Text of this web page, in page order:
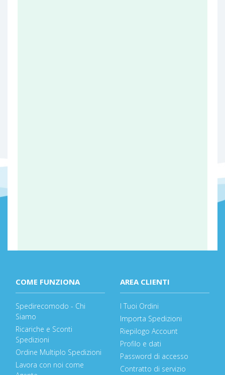
COME FUNZIONA
Spedirecomodo - Chi
Siamo
Ricariche e Sconti
Spedizioni
Ordine Multiplo Spedizioni
Lavora con noi come
AREA CLIENTI
I Tuoi Ordini
Importa Spedizioni
Riepilogo Account
Profilo e dati
Password di accesso
Contratto di servizio